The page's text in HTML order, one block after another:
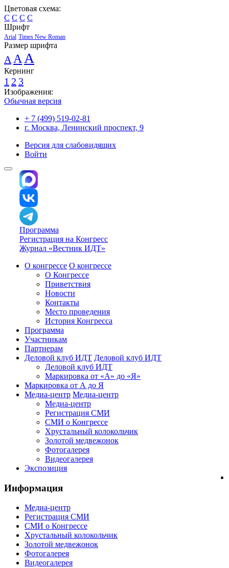
Цветовая схема:
C C C C
Шрифт
Arial Times New Roman
Размер шрифта
A A A
Кернинг
1 2 3
Изображения:
Обычная версия
+ 7 (499) 519-02-81
г. Москва, Ленинский проспект, 9
Версия для слабовидящих
Войти
Программа
Регистрация на Конгресс
Журнал «Вестник ИДТ»
О конгрессе О конгрессе
О Конгрессе
Приветствия
Новости
Контакты
Место проведения
История Конгресса
Программа
Участникам
Партнерам
Деловой клуб ИДТ Деловой клуб ИДТ
Деловой клуб ИДТ
Маркировка от «А» до «Я»
Маркировка от А до Я
Медиа-центр Медиа-центр
Медиа-центр
Регистрация СМИ
СМИ о Конгрессе
Хрустальный колокольчик
Золотой медвежонок
Фотогалерея
Видеогалерея
Экспозиция
Информация
Медиа-центр
Регистрация СМИ
СМИ о Конгрессе
Хрустальный колокольчик
Золотой медвежонок
Фотогалерея
Видеогалерея